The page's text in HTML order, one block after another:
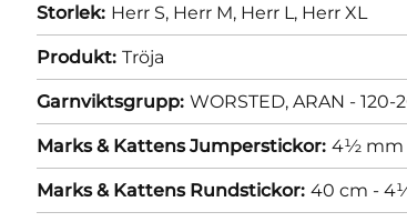
Storlek: Herr S, Herr M, Herr L, Herr XL
Produkt: Tröja
Garnviktsgrupp: WORSTED, ARAN -
Marks & Kattens Jumperstickor: 4½ mm
Marks & Kattens Rundstickor: 40 cm -